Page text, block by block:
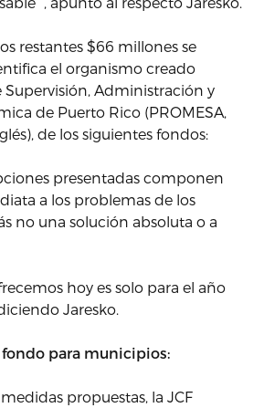
restantes $66 millones se
el organismo creado
Supervisión, Administración y
de Puerto Rico (PROMESA,
de los siguientes fondos:
presentadas componen
a los problemas de los
no una solución absoluta o a
hoy es solo para el año
Jaresko.
para municipios:
propuestas, la JCF